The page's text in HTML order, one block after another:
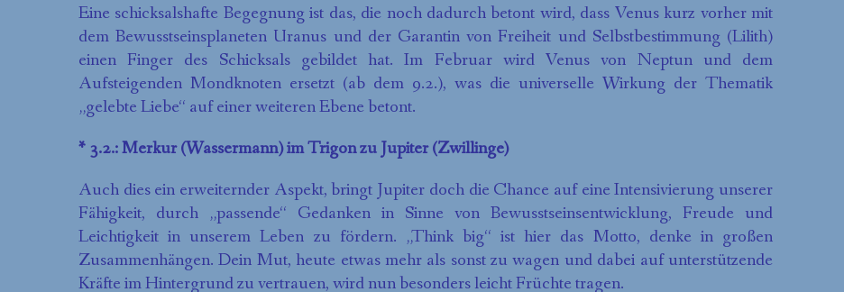
Eine schicksalshafte Begegnung ist das, die noch dadurch betont wird, dass Venus kurz vorher mit
dem Bewusstseinsplaneten Uranus und der Garantin von Freiheit und Selbstbestimmung (Lilith)
einen Finger des Schicksals gebildet hat. Im Februar wird Venus von Neptun und dem
Aufsteigenden Mondknoten ersetzt (ab dem 9.2.), was die universelle Wirkung der Thematik
„gelebte Liebe“ auf einer weiteren Ebene betont.
* 3.2.: Merkur (Wassermann) im Trigon zu Jupiter (Zwillinge)
Auch dies ein erweiternder Aspekt, bringt Jupiter doch die Chance auf eine Intensivierung unserer
Fähigkeit, durch „passende“ Gedanken in Sinne von Bewusstseinsentwicklung, Freude und
Leichtigkeit in unserem Leben zu fördern. „Think big“ ist hier das Motto, denke in großen
Zusammenhängen. Dein Mut, heute etwas mehr als sonst zu wagen und dabei auf unterstützende
Kräfte im Hintergrund zu vertrauen, wird nun besonders leicht Früchte tragen.